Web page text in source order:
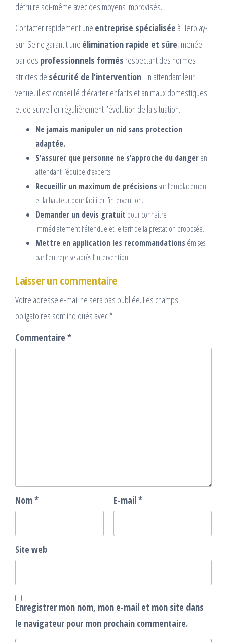
détruire soi-même avec des moyens improvisés.
Contacter rapidement une entreprise spécialisée à Herblay-
sur-Seine garantit une élimination rapide et sûre, menée
par des professionnels formés respectant des normes
strictes de sécurité de l’intervention. En attendant leur
venue, il est conseillé d’écarter enfants et animaux domestiques
et de surveiller régulièrement l’évolution de la situation.
Ne jamais manipuler un nid sans protection
adaptée.
S’assurer que personne ne s’approche du dangeren
attendant l’équipe d’experts.
Recueillir un maximum de précisionssur l’emplacement
et la hauteur pour faciliter l’intervention.
Demander un devis gratuit pour connaître
immédiatement l’étendue et le tarif de la prestation proposée.
Mettre en application les recommandations émises
par l’entreprise après l’intervention.
Laisser un commentaire
Votre adresse e-mail ne sera pas publiée. Les champs
obligatoires sont indiqués avec*
Commentaire *
Nom* E-mail*
Site web
Enregistrer mon nom, mon e-mail et mon site dans
le navigateur pour mon prochain commentaire.